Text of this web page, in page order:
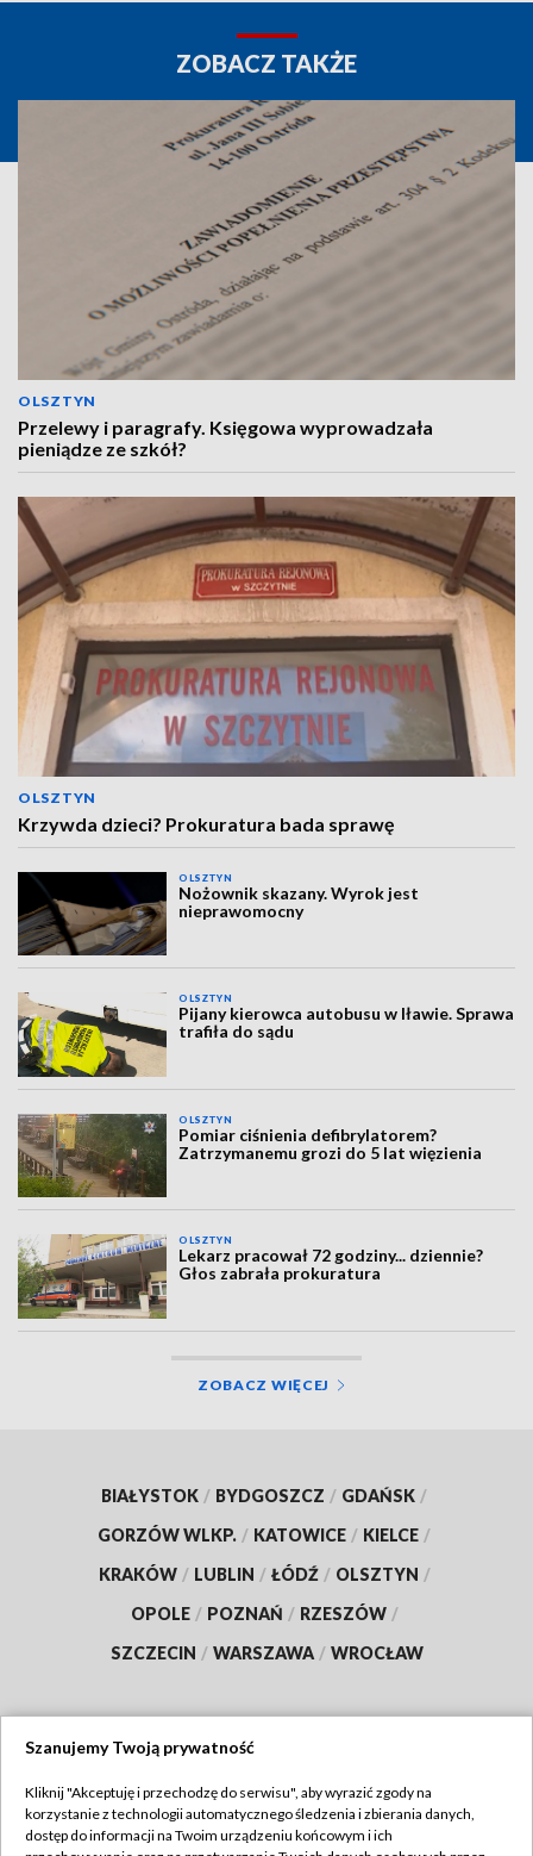
ZOBACZ TAKŻE
OLSZTYN
Przelewy i paragrafy. Księgowa wyprowadzała
pieniądze ze szkół?
OLSZTYN
Krzywda dzieci? Prokuratura bada sprawę
OLSZTYN
Nożownik skazany. Wyrok jest
nieprawomocny
OLSZTYN
Pijany kierowca autobusu w Iławie. Sprawa
trafiła do sądu
OLSZTYN
Pomiar ciśnienia defibrylatorem?
Zatrzymanemu grozi do 5 lat więzienia
OLSZTYN
Lekarz pracował 72 godziny... dziennie?
Głos zabrała prokuratura
ZOBACZ WIĘCEJ
BIAŁYSTOK / BYDGOSZCZ / GDAŃSK /
GORZÓW WLKP. / KATOWICE / KIELCE /
KRAKÓW / LUBLIN / ŁÓDŹ / OLSZTYN /
OPOLE / POZNAŃ / RZESZÓW /
SZCZECIN / WARSZAWA / WROCŁAW
TVP
Szanujemy Twoją prywatność
Kliknij "Akceptuję i przechodzę do serwisu", aby wyrazić zgody na
korzystanie z technologii automatycznego śledzenia i zbierania danych,
dostęp do informacji na Twoim urządzeniu końcowym i ich